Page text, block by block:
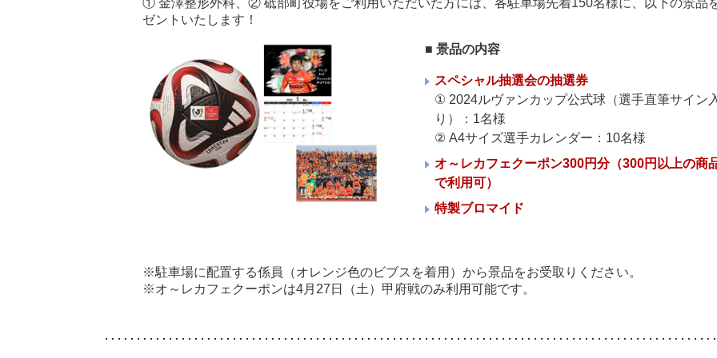
① 金澤整形外科、② 砥部町役場をご利用いただいた方には、各駐車場先着150名様に、以下の景品
ゼントいたします！
■ 景品の内容
スペシャル抽選会の抽選券
① 2024ルヴァンカップ公式球（選手直筆サイン
り）：1名様
② A4サイズ選手カレンダー：10名様
オ～レカフェクーポン300円分（300円以上の商
で利用可）
特製ブロマイド
※駐車場に配置する係員（オレンジ色のビブスを着用）から景品をお受取りください。
※オ～レカフェクーポンは4月27日（土）甲府戦のみ利用可能です。